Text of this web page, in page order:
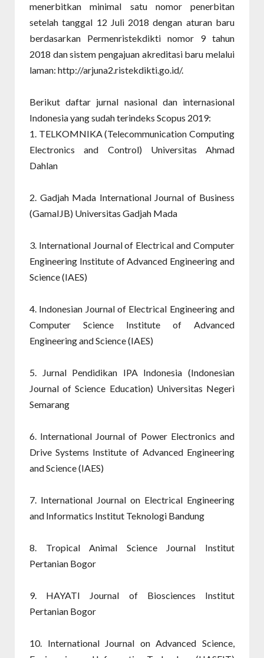
menerbitkan minimal satu nomor penerbitan
setelah tanggal 12 Juli 2018 dengan aturan baru
berdasarkan Permenristekdikti nomor 9 tahun
2018 dan sistem pengajuan akreditasi baru melalui
laman: http://arjuna2.ristekdikti.go.id/.
Berikut daftar jurnal nasional dan internasional
Indonesia yang sudah terindeks Scopus 2019:
1. TELKOMNIKA (Telecommunication Computing
Electronics and Control) Universitas Ahmad
Dahlan
2. Gadjah Mada International Journal of Business
(GamaIJB) Universitas Gadjah Mada
3. International Journal of Electrical and Computer
Engineering Institute of Advanced Engineering and
Science (IAES)
4. Indonesian Journal of Electrical Engineering and
Computer Science Institute of Advanced
Engineering and Science (IAES)
5. Jurnal Pendidikan IPA Indonesia (Indonesian
Journal of Science Education) Universitas Negeri
Semarang
6. International Journal of Power Electronics and
Drive Systems Institute of Advanced Engineering
and Science (IAES)
7. International Journal on Electrical Engineering
and Informatics Institut Teknologi Bandung
8. Tropical Animal Science Journal Institut
Pertanian Bogor
9. HAYATI Journal of Biosciences Institut
Pertanian Bogor
10. International Journal on Advanced Science,